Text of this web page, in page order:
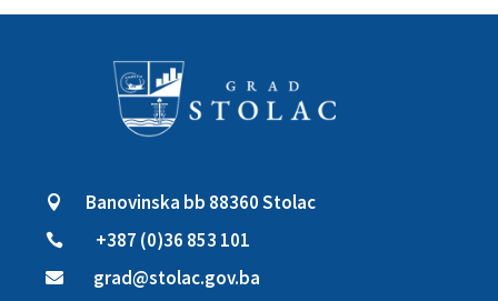
 Banovinska bb 88360 Stolac
 +387 (0)36 853 101
 grad@stolac.gov.ba